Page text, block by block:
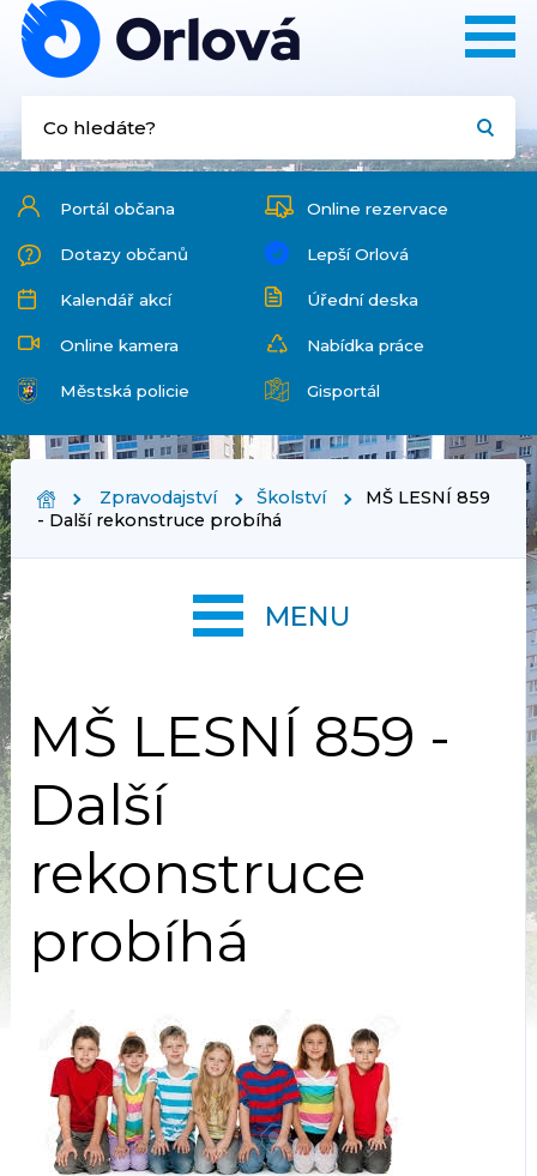
Portál občana Online rezervace
Dotazy občanů Lepší Orlová
Kalendář akcí Úřední deska
Online kamera Nabídka práce
Městská policie Gisportál
Zpravodajství Školství
MŠ LESNÍ 859
- Další rekonstruce probíhá
MŠ LESNÍ 859 -
Další
rekonstruce
probíhá
MENU